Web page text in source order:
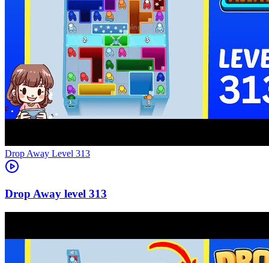
Level 313
313